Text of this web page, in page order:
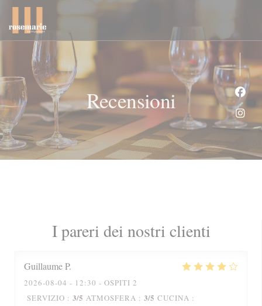
Personalizzazione delle tue scelte sui cookie
Recensioni
I pareri dei nostri clienti
GuillaumeP
2026-08-04 - 12:30 - OSPITI 2
SERVIZIO : 3/5 ATMOSFERA : 3/5 CUCINA :